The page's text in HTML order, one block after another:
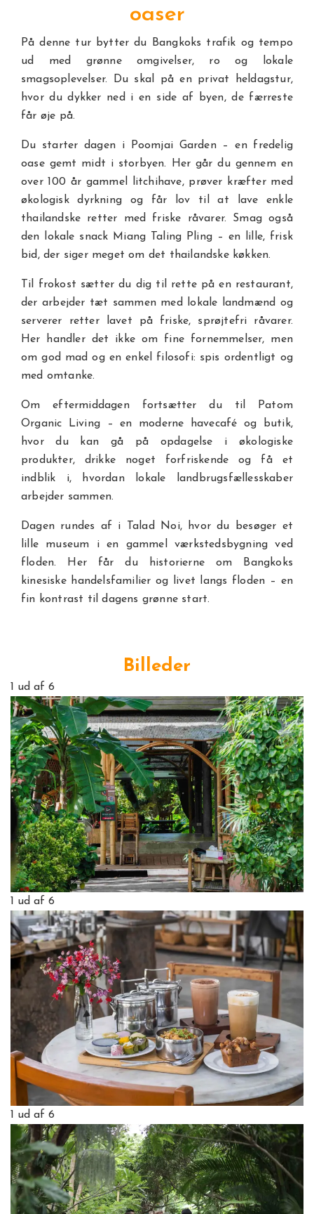
oaser
På denne tur bytter du Bangkoks trafik og tempo
ud med grønne omgivelser, ro og lokale
smagsoplevelser. Du skal på en privat heldagstur,
hvor du dykker ned i en side af byen, de færreste
får øje på.
Du starter dagen i Poomjai Garden – en fredelig
oase gemt midt i storbyen. Her går du gennem en
over 100 år gammel litchihave, prøver kræfter med
økologisk dyrkning og får lov til at lave enkle
thailandske retter med friske råvarer. Smag også
den lokale snack Miang Taling Pling – en lille, frisk
bid, der siger meget om det thailandske køkken.
Til frokost sætter du dig til rette på en restaurant,
der arbejder tæt sammen med lokale landmænd og
serverer retter lavet på friske, sprøjtefri råvarer.
Her handler det ikke om fine fornemmelser, men
om god mad og en enkel filosofi: spis ordentligt og
med omtanke.
Om eftermiddagen fortsætter du til Patom
Organic Living – en moderne havecafé og butik,
hvor du kan gå på opdagelse i økologiske
produkter, drikke noget forfriskende og få et
indblik i, hvordan lokale landbrugsfællesskaber
arbejder sammen.
Dagen rundes af i Talad Noi, hvor du besøger et
lille museum i en gammel værkstedsbygning ved
floden. Her får du historierne om Bangkoks
kinesiske handelsfamilier og livet langs floden – en
fin kontrast til dagens grønne start.
Billeder
1 ud af 6
1 ud af 6
1 ud af 6